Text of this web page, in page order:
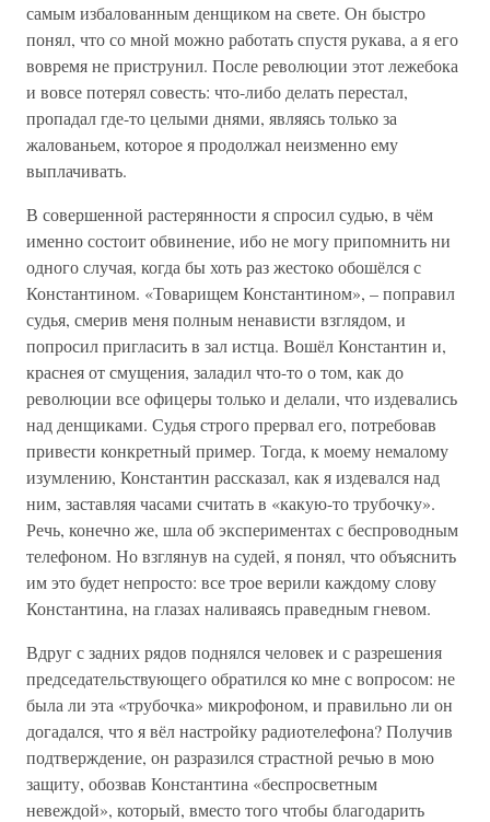
самым избалованным денщиком на свете. Он быстро
понял, что со мной можно работать спустя рукава, а я его
вовремя не приструнил. После революции этот лежебока
и вовсе потерял совесть: что-либо делать перестал,
пропадал где-то целыми днями, являясь только за
жалованьем, которое я продолжал неизменно ему
выплачивать.
В совершенной растерянности я спросил судью, в чём
именно состоит обвинение, ибо не могу припомнить ни
одного случая, когда бы хоть раз жестоко обошёлся с
Константином. «Товарищем Константином», – поправил
судья, смерив меня полным ненависти взглядом, и
попросил пригласить в зал истца. Вошёл Константин и,
краснея от смущения, заладил что-то о том, как до
революции все офицеры только и делали, что издевались
над денщиками. Судья строго прервал его, потребовав
привести конкретный пример. Тогда, к моему немалому
изумлению, Константин рассказал, как я издевался над
ним, заставляя часами считать в «какую-то трубочку».
Речь, конечно же, шла об экспериментах с беспроводным
телефоном. Но взглянув на судей, я понял, что объяснить
им это будет непросто: все трое верили каждому слову
Константина, на глазах наливаясь праведным гневом.
Вдруг с задних рядов поднялся человек и с разрешения
председательствующего обратился ко мне с вопросом: не
была ли эта «трубочка» микрофоном, и правильно ли он
догадался, что я вёл настройку радиотелефона? Получив
подтверждение, он разразился страстной речью в мою
защиту, обозвав Константина «беспросветным
невеждой», который, вместо того чтобы благодарить